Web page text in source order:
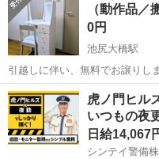
（動作品／
0円
池尻大橋駅
引越しに伴い、無料でお譲りします。 【状態】 ・メーカ
Courreges（WH）60 Dresser
ブルの開閉、電源タップの通電
東京 目黒区 池尻大橋駅
虎ノ門ヒル
いつもの夜
日給14,067